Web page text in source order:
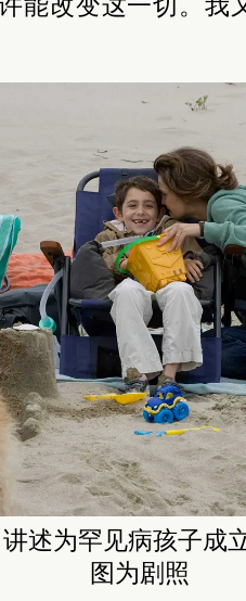
述为罕见病孩子成
图为剧照